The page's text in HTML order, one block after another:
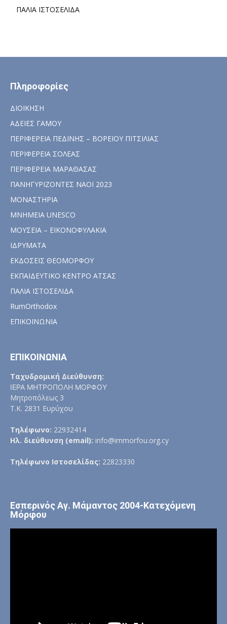
ΠΑΛΙΑ ΙΣΤΟΣΕΛΙΔΑ
Πληροφορίες
ΔΙΟΙΚΗΣΗ
ΑΔΕΙΕΣ ΓΑΜΟΥ
ΠΕΡΙΦΕΡΕΙΑ ΠΕΔΙΝΗΣ – ΒΟΡΕΙΟΥ ΠΙΤΣΙΛΙΑΣ
ΠΕΡΙΦΕΡΕΙΑ ΣΟΛΕΑΣ
ΠΕΡΙΦΕΡΕΙΑ ΜΑΡΑΘΑΣΑΣ
ΠΑΝΗΓΥΡΙΖΟΝΤΕΣ ΝΑΟΙ 2023
ΜΟΝΑΣΤΗΡΙΑ
ΜΝΗΜΕΙΑ UNESCO
ΜΟΥΣΕΙΑ – ΕΙΚΟΝΟΦΥΛΑΚΙΑ
ΙΔΡΥΜΑΤΑ
ΕΚΔΟΣΕΙΣ ΘΕΟΜΟΡΦΟΥ
ΕΚΠΑΙΔΕΥΤΙΚΟ ΚΕΝΤΡΟ ΑΤΣΑΣ
ΠΑΛΙΑ ΙΣΤΟΣΕΛΙΔΑ
RumOrthodox
ΕΠΙΚΟΙΝΩΝΙΑ
ΕΠΙΚΟΙΝΩΝΙΑ
Ταχυδρομική Διεύθυνση:
ΙΕΡΑ ΜΗΤΡΟΠΟΛΗ ΜΟΡΦΟΥ
Μητροπόλεως 3
Τ.Κ. 2831 Ευρύχου
Τηλέφωνο: 22932414
Ηλ. διεύθυνση (email): info@immorfou.org.cy
Τηλέφωνο Ιστοσελίδας: 22823330
Εσπερινός Αγ. Μάμαντος 2004-Κατεχόμενη
Μόρφου